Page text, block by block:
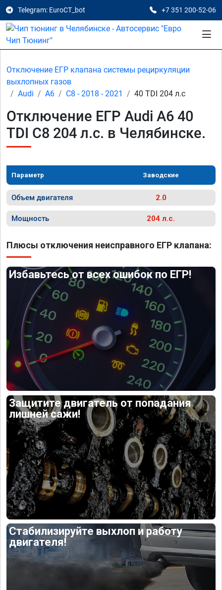
Telegram: EuroCT_bot +7 351 200-52-06
Отключение ЕГР клапана системы рециркуляции
выхлопных газов
Audi
A6 C8 - 2018 - 2021 40 TDI 204 л.с
Отключение ЕГР Audi A6 40
TDI C8 204 л.с. в Челябинске.
Параметр Заводские
Объем двигателя 2.0
Мощность 204 л.с.
Плюсы отключения неисправного ЕГР клапана:
Избавьтесь от всех ошибок по ЕГР!
Защитите двигатель от попадания
лишней сажи!
Стабилизируйте выхлоп и работу
двигателя!